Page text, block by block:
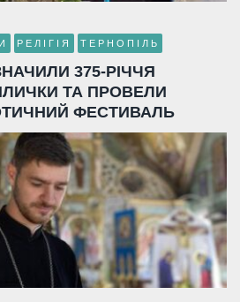
РЕЛІГІЯ ТЕРНОПІЛЬ
375-РІЧЧЯ
ТА ПРОВЕЛИ
ФЕСТИВАЛЬ